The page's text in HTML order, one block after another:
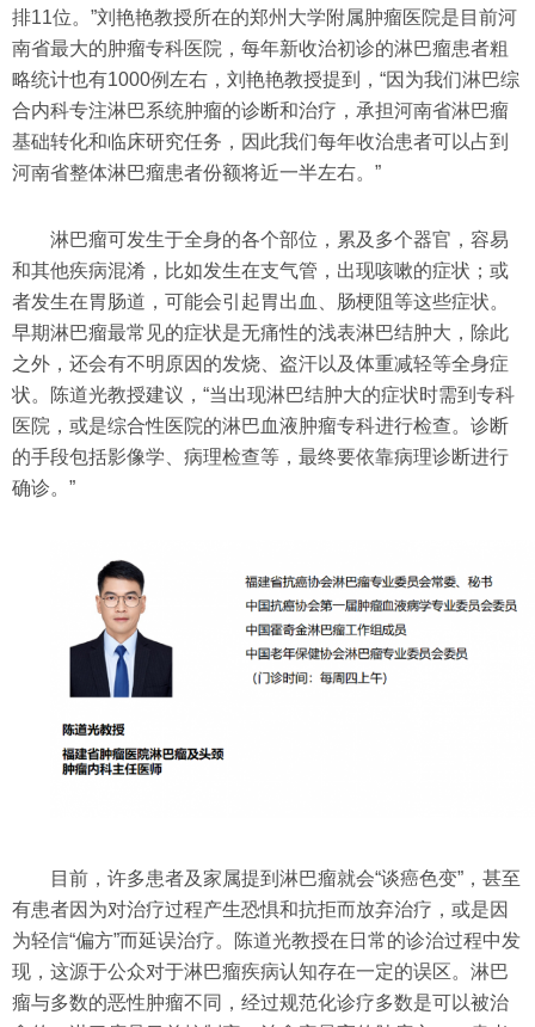
排11位。”刘艳艳教授所在的郑州大学附属肿瘤医院是目前河
南省最大的肿瘤专科医院，每年新收治初诊的淋巴瘤患者粗
略统计也有1000例左右，刘艳艳教授提到，“因为我们淋巴综
合内科专注淋巴系统肿瘤的诊断和治疗，承担河南省淋巴瘤
基础转化和临床研究任务，因此我们每年收治患者可以占到
河南省整体淋巴瘤患者份额将近一半左右。”
淋巴瘤可发生于全身的各个部位，累及多个器官，容易
和其他疾病混淆，比如发生在支气管，出现咳嗽的症状；或
者发生在胃肠道，可能会引起胃出血、肠梗阻等这些症状。
早期淋巴瘤最常见的症状是无痛性的浅表淋巴结肿大，除此
之外，还会有不明原因的发烧、盗汗以及体重减轻等全身症
状。陈道光教授建议，“当出现淋巴结肿大的症状时需到专科
医院，或是综合性医院的淋巴血液肿瘤专科进行检查。诊断
的手段包括影像学、病理检查等，最终要依靠病理诊断进行
确诊。”
目前，许多患者及家属提到淋巴瘤就会“谈癌色变”，甚至
有患者因为对治疗过程产生恐惧和抗拒而放弃治疗，或是因
为轻信“偏方”而延误治疗。陈道光教授在日常的诊治过程中发
现，这源于公众对于淋巴瘤疾病认知存在一定的误区。淋巴
瘤与多数的恶性肿瘤不同，经过规范化诊疗多数是可以被治